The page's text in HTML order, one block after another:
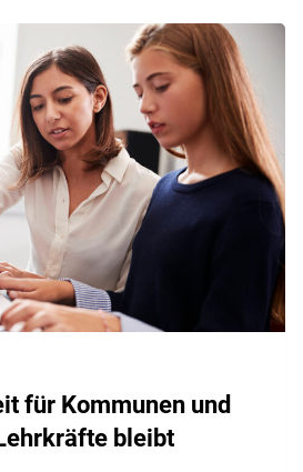
für Kommunen und
bleibt